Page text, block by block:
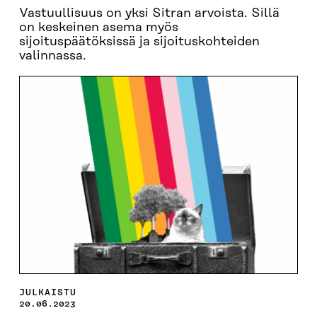
Vastuullisuus on yksi Sitran arvoista. Sillä
on keskeinen asema myös
sijoituspäätöksissä ja sijoituskohteiden
valinnassa.
JULKAISTU
20.06.2023